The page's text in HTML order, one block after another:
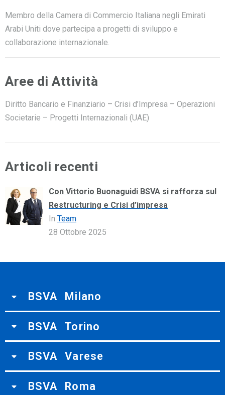
Membro della Camera di Commercio Italiana negli Emirati
Arabi Uniti dove partecipa a progetti di sviluppo e
collaborazione internazionale.
Aree di Attività
Diritto Bancario e Finanziario – Crisi d’Impresa – Operazioni
Societarie – Progetti Internazionali (UAE)
Articoli recenti
Con Vittorio Buonaguidi BSVA si rafforza sul
Restructuring e Crisi d’impresa
In Team
28 Ottobre 2025
BSVA Milano
BSVA Torino
BSVA Varese
BSVA Roma